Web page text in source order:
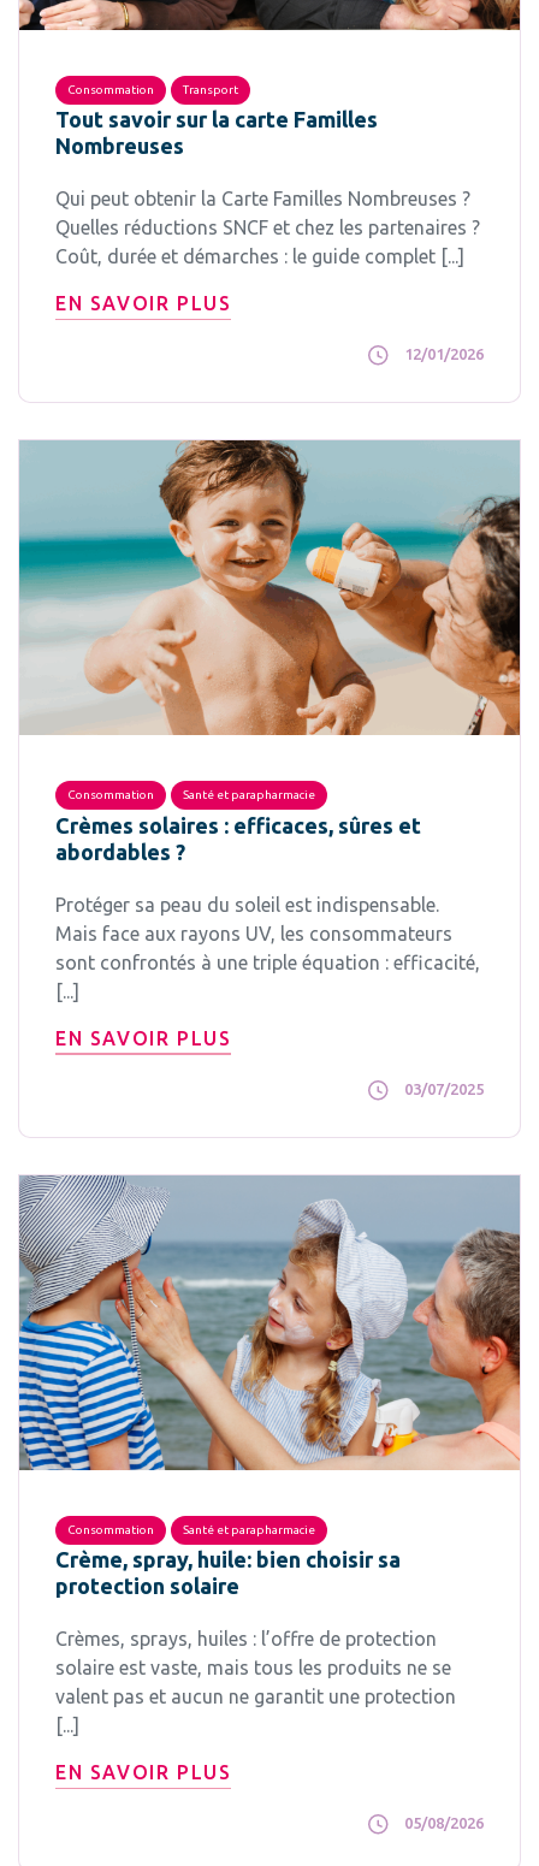
Consommation Transport
Tout savoir sur la carte Familles
Nombreuses
Qui peut obtenir la Carte Familles Nombreuses ?
Quelles réductions SNCF et chez les partenaires ?
Coût, durée et démarches : le guide complet [...]
EN SAVOIR PLUS
12/01/2026
Consommation Santé et parapharmacie
Crèmes solaires : efficaces, sûres et
abordables ?
Protéger sa peau du soleil est indispensable.
Mais face aux rayons UV, les consommateurs
sont confrontés à une triple équation : efficacité,
[...]
EN SAVOIR PLUS
03/07/2025
Consommation Santé et parapharmacie
Crème, spray, huile: bien choisir sa
protection solaire
Crèmes, sprays, huiles : l’offre de protection
solaire est vaste, mais tous les produits ne se
valent pas et aucun ne garantit une protection
[...]
EN SAVOIR PLUS
05/08/2026